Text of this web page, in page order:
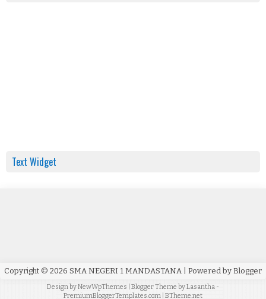
Text Widget
Copyright © 2026 SMA NEGERI 1 MANDASTANA | Powered by Blogger
Design byNewWpThemes | Blogger Theme byLasantha -
PremiumBloggerTemplates.com BTheme.net